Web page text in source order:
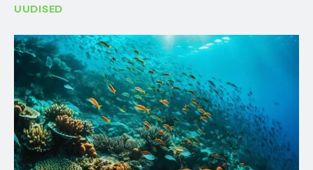
UUDISED